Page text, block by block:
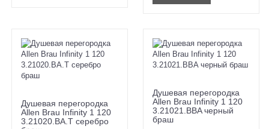
Душевая перегородка
Allen Brau Infinity 1 120
3.21020.BA.T серебро
Душевая перегородка
Allen Brau Infinity 1 120
3.21021.BBA черный
браш